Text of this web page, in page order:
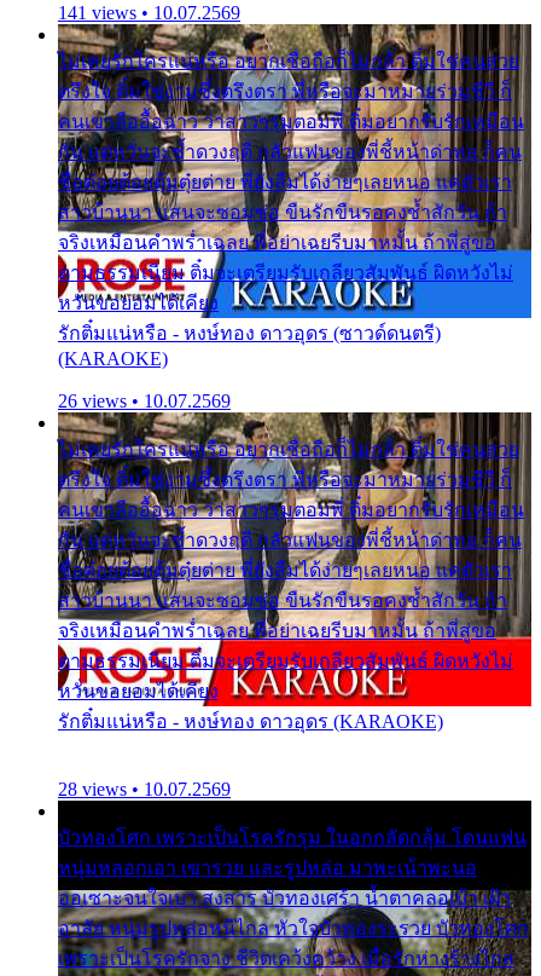
141 views • 10.07.2569
ไม่เคยรักใครแน่หรือ อยากเชื่อถือก็ไม่กล้า ติ๋มใช่คนสวย
ตรึงใจ ติ๋มใช่งามซึ้งตรึงตรา พี่หรือจะมาหมายร่วมชีวี ก็
คนเขาลืออื้อฉาว ว่าสาวๆรุมตอมพี่ ติ๋มอยากรับรักเหมือน
กัน แต่หวั่นจะช้ำดวงฤดี กลัวแฟนของพี่ชี้หน้าด่าทอ ก็คน
ชื่อต๋อยต้อยตุ้มตุ๋ยต่าย พี่ยังลืมได้ง่ายๆเลยหนอ แค่ตัวเรา
สาวบ้านนา แสนจะซอมซ่อ ขืนรักขืนรอคงช้ำสักวัน ถ้า
จริงเหมือนคำพร่ำเฉลย พี่อย่าเฉยรีบมาหมั้น ถ้าพี่สู่ขอ
ตามธรรมเนียม ติ๋มจะเตรียมรับเกลียวสัมพันธ์ ผิดหวังไม่
หวั่นขอยอมได้เคียง
รักติ๋มแน่หรือ - หงษ์ทอง ดาวอุดร (ซาวด์ดนตรี)
(KARAOKE)
26 views • 10.07.2569
ไม่เคยรักใครแน่หรือ อยากเชื่อถือก็ไม่กล้า ติ๋มใช่คนสวย
ตรึงใจ ติ๋มใช่งามซึ้งตรึงตรา พี่หรือจะมาหมายร่วมชีวี ก็
คนเขาลืออื้อฉาว ว่าสาวๆรุมตอมพี่ ติ๋มอยากรับรักเหมือน
กัน แต่หวั่นจะช้ำดวงฤดี กลัวแฟนของพี่ชี้หน้าด่าทอ ก็คน
ชื่อต๋อยต้อยตุ้มตุ๋ยต่าย พี่ยังลืมได้ง่ายๆเลยหนอ แค่ตัวเรา
สาวบ้านนา แสนจะซอมซ่อ ขืนรักขืนรอคงช้ำสักวัน ถ้า
จริงเหมือนคำพร่ำเฉลย พี่อย่าเฉยรีบมาหมั้น ถ้าพี่สู่ขอ
ตามธรรมเนียม ติ๋มจะเตรียมรับเกลียวสัมพันธ์ ผิดหวังไม่
หวั่นขอยอมได้เคียง
รักติ๋มแน่หรือ - หงษ์ทอง ดาวอุดร (KARAOKE)
28 views • 10.07.2569
บัวทองโศก เพราะเป็นโรครักรุม ในอกกลัดกลุ้ม โดนแฟน
หนุ่มหลอกเอา เขารวย และรูปหล่อ มาพะเน้าพะนอ
ออเซาะจนใจเบา สงสาร บัวทองเศร้า น้ำตาคลอเบ้า เฝ้า
อาลัย หนุ่มรูปหล่อหนีไกล หัวใจบัวทองระรวย บัวทองโศก
เพราะเป็นโรครักจาง ชีวิตเคว้งคว้าง เมื่อรักห่างร้างไกล